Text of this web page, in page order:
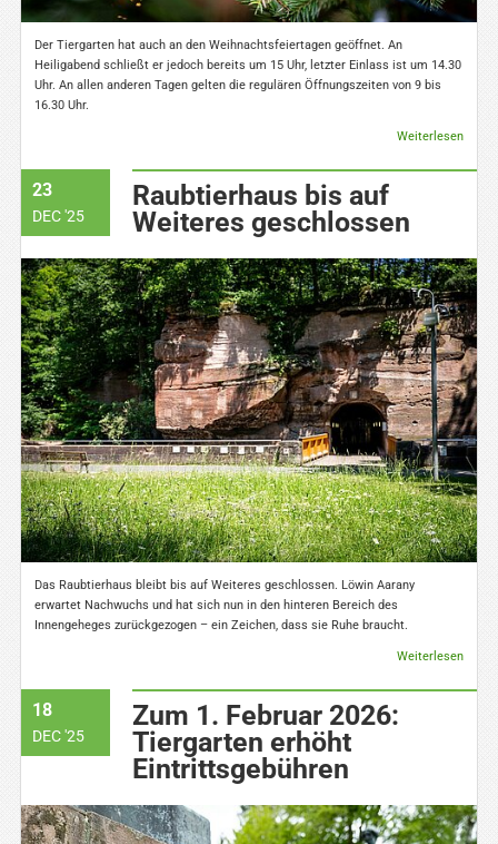
Der Tiergarten hat auch an den Weihnachtsfeiertagen geöffnet. An
Heiligabend schließt er jedoch bereits um 15 Uhr, letzter Einlass ist um 14.30
Uhr. An allen anderen Tagen gelten die regulären Öffnungszeiten von 9 bis
16.30 Uhr.
Weiterlesen
23
DEC '25
Raubtierhaus bis auf
Weiteres geschlossen
Das Raubtierhaus bleibt bis auf Weiteres geschlossen. Löwin Aarany
erwartet Nachwuchs und hat sich nun in den hinteren Bereich des
Innengeheges zurückgezogen – ein Zeichen, dass sie Ruhe braucht.
Weiterlesen
18
DEC '25
Zum 1. Februar 2026:
Tiergarten erhöht
Eintrittsgebühren